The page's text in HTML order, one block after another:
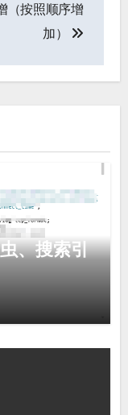
（按照顺序增
加）
、搜索引